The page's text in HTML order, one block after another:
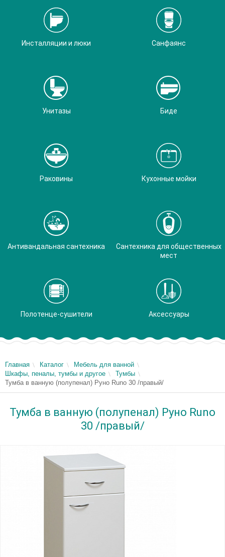
Инсталляции и люки Санфаянс
Унитазы Биде
Раковины Кухонные мойки
Антивандальная сантехника
Сантехника для общественных
мест
Полотенце-сушители Аксессуары
Главная Каталог
Мебель для ванной
Шкафы, пеналы, тумбы и другое
Тумбы
Тумба в ванную (полупенал) Руно Runo 30 /правый/
Тумба в ванную (полупенал) Руно Runo
30 /правый/